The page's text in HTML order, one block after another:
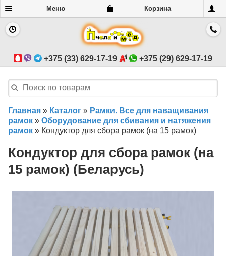
Меню Корзина
+375 (33) 629-17-19 +375 (29) 629-17-19
Главная » Каталог » Рамки. Все для наващивания
рамок » Оборудование для сбивания и натяжения
рамок » Кондуктор для сбора рамок (на 15 рамок)
Кондуктор для сбора рамок (на
15 рамок) (Беларусь)